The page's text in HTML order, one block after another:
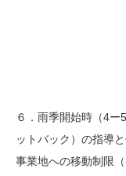
６．雨季開始時（4ー
ットバック）の指導
事業地への移動制限